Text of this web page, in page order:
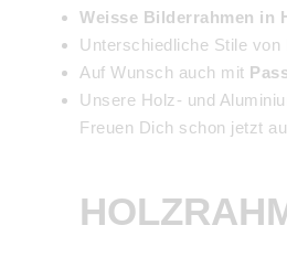
Weisse Bilderrahmen in
Unterschiedliche Stile von
Auf Wunsch auch mit
Unsere Holz- und
Freuen Dich schon jetzt